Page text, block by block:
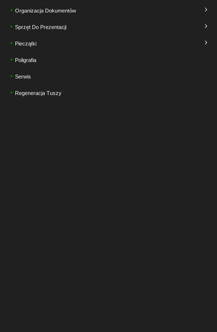
Organizacja Dokumentów
Sprzęt Do Prezentacji
Pieczątki
Poligrafia
Serwis
Regeneracja Tuszy